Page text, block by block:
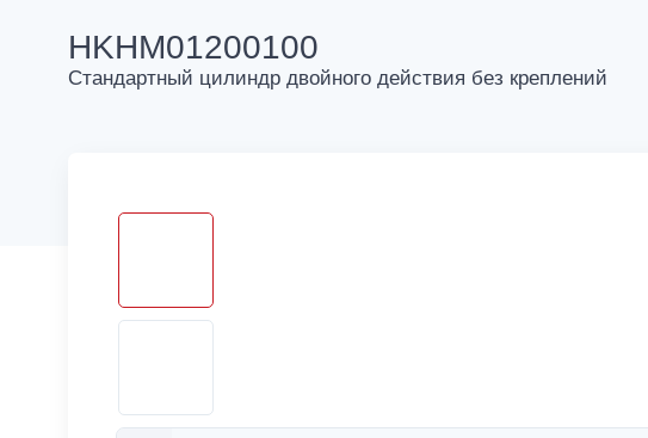
HKHM01200100
Стандартный цилиндр двойного действия без креплений